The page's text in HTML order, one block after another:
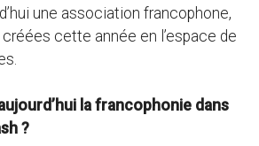
une association francophone,
cette année en l’espace de
la francophonie dans
?